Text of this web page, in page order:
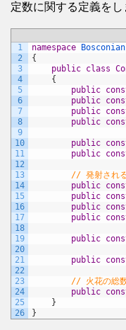
定数に関する定義をし
1
2
3
4
5
6
7
8
9
10
11
12
13
14
15
16
17
18
19
20
21
22
23
24
25
26
namespace
Bosconian
{
public class
{
public
public
public
public
public
public
// 発射され
public
public
public
public
public
public
// 火花の総数
public
}
}